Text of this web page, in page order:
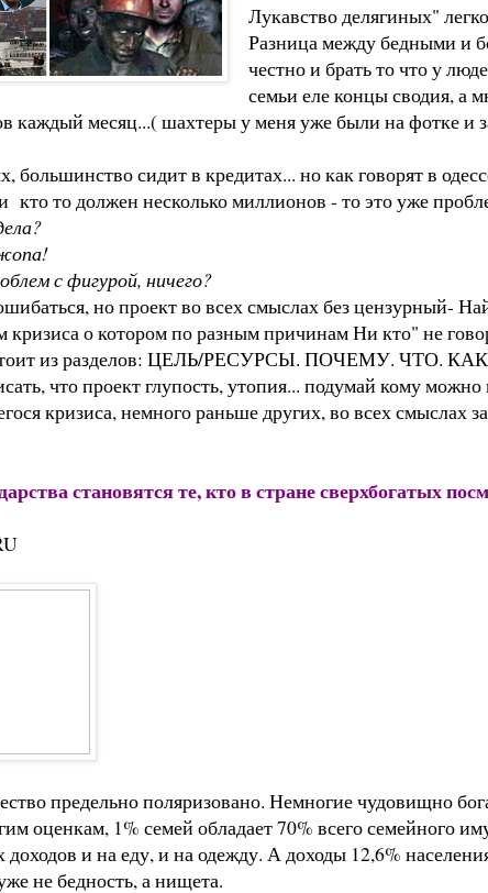
Лукавство делягиных"
Разница между бедными и
честно и брать то что у
семьи еле концы сводия, а
каждый месяц...( шахтеры у меня уже были на фотке и
большинство сидит в кредитах... но как говорят в
кто то должен несколько миллионов - то это уже
с фигурой, ничего?
но проект во всех смыслах без цензурный-
кризиса о котором по разным причинам Ни кто" не
из разделов: ЦЕЛЬ/РЕСУРСЫ. ПОЧЕМУ. ЧТО.
что проект глупость, утопия... подумай кому
кризиса, немного раньше других, во всех смыслах
становятся те, кто в стране сверхбогатых
предельно поляризовано. Немногие чудовищно
оценкам, 1% семей обладает 70% всего семейного
доходов и на еду, и на одежду. А доходы 12,6%
не бедность, а нищета.